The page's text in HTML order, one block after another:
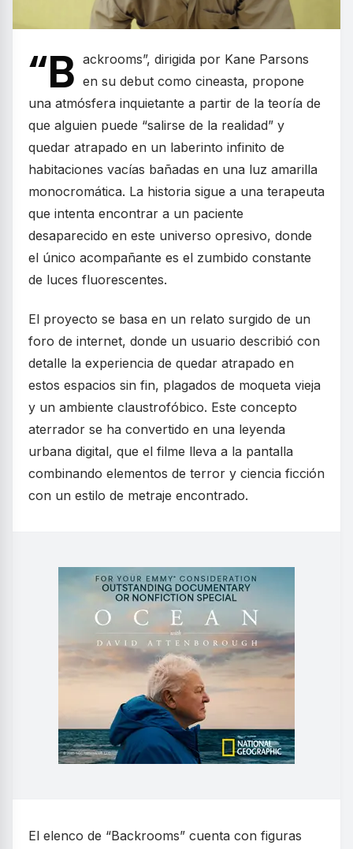
“B ackrooms”, dirigida por Kane Parsons
en su debut como cineasta, propone
una atmósfera inquietante a partir de la teoría de
que alguien puede “salirse de la realidad” y
quedar atrapado en un laberinto infinito de
habitaciones vacías bañadas en una luz amarilla
monocromática. La historia sigue a una terapeuta
que intenta encontrar a un paciente
desaparecido en este universo opresivo, donde
el único acompañante es el zumbido constante
de luces fluorescentes.
El proyecto se basa en un relato surgido de un
foro de internet, donde un usuario describió con
detalle la experiencia de quedar atrapado en
estos espacios sin fin, plagados de moqueta vieja
y un ambiente claustrofóbico. Este concepto
aterrador se ha convertido en una leyenda
urbana digital, que el filme lleva a la pantalla
combinando elementos de terror y ciencia ficción
con un estilo de metraje encontrado.
El elenco de “Backrooms” cuenta con figuras